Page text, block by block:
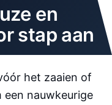
en
stap aan
het zaaien of
een nauwkeurige